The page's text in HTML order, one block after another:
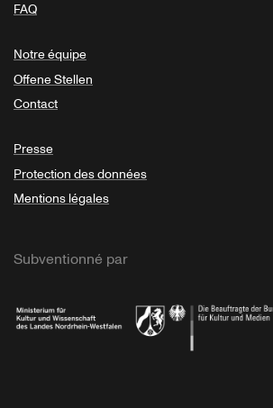
FAQ
Notre équipe
Offene Stellen
Contact
Presse
Protection des données
Mentions légales
Subventionné par